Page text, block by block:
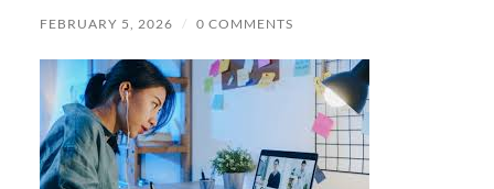
FEBRUARY 5, 2026 / 0 COMMENTS